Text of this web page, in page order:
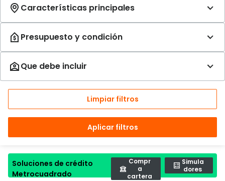
Limpiar filtros
Aplicar filtros
Soluciones de crédito
Metrocuadrado
Compr
a
cartera
Simula
dores